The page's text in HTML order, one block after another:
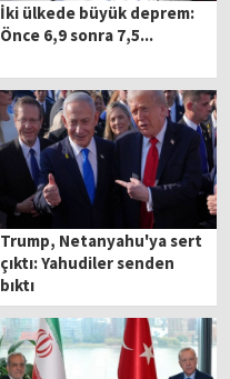
İki ülkede büyük deprem:
Önce 6,9 sonra 7,5...
Trump, Netanyahu'ya sert
çıktı: Yahudiler senden
bıktı